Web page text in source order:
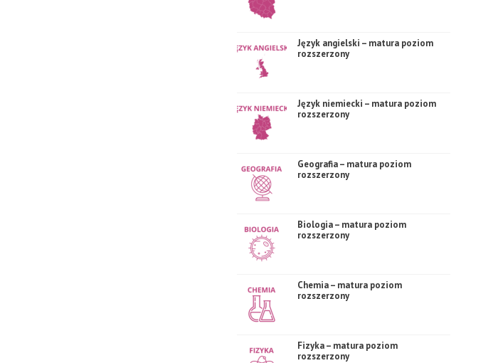
Język angielski – matura poziom
rozszerzony
Język niemiecki – matura poziom
rozszerzony
Geografia – matura poziom
rozszerzony
Biologia – matura poziom
rozszerzony
Chemia – matura poziom
rozszerzony
Fizyka – matura poziom
rozszerzony